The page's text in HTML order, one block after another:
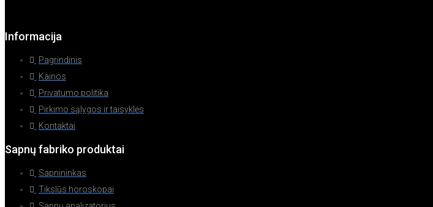
Informacija
Pagrindinis
Kainos
Privatumo politika
Pirkimo sąlygos ir taisyklės
Kontaktai
Sapnų fabriko produktai
Sapnininkas
Tikslūs horoskopai